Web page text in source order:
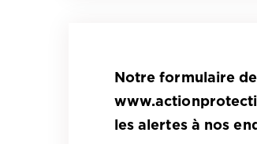
Notre formulaire
les alertes à nos